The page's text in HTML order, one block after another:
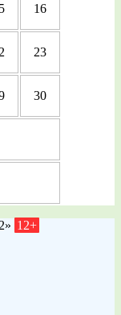
16
23
30
12+